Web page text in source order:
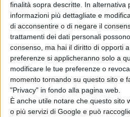
finalità sopra descritte. In alternativa
informazioni più dettagliate e
di acconsentire o di negare il
trattamenti dei dati personali
consenso, ma hai il diritto di opporti
preferenze si applicheranno solo a
modificare le tue preferenze o
momento tornando su questo sito e
"Privacy" in fondo alla pagina web.
È anche utile notare che questo sito
o più servizi di Google e può